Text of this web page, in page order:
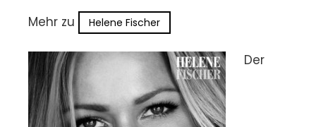
Mehr zu Helene Fischer
Der